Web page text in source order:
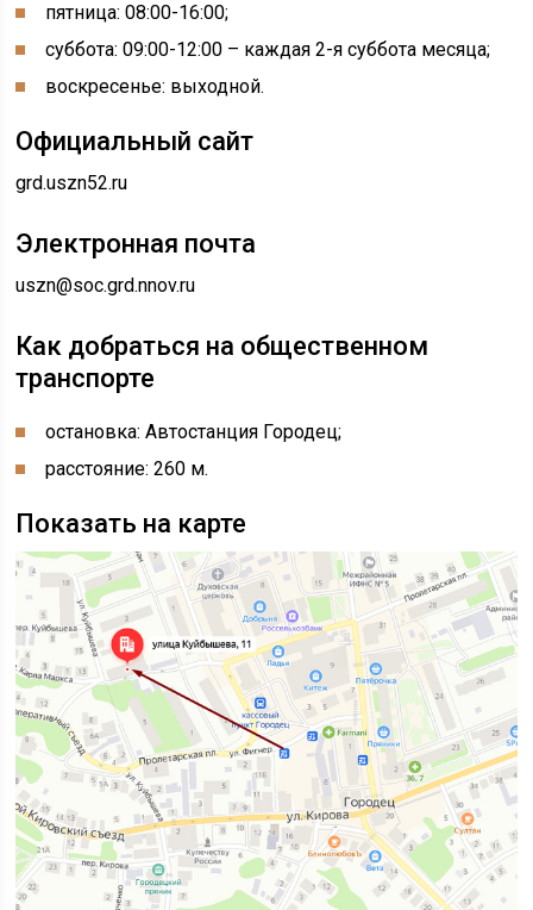
пятница: 08:00-16:00;
суббота: 09:00-12:00 – каждая 2-я суббота месяца;
воскресенье: выходной.
Официальный сайт
grd.uszn52.ru
Электронная почта
uszn@soc.grd.nnov.ru
Как добраться на общественном
транспорте
остановка: Автостанция Городец;
расстояние: 260 м.
Показать на карте